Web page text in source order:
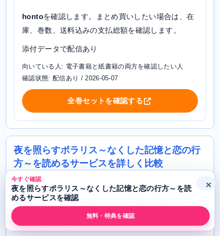
hontoを確認します。まとめ買いしたい場合は、在
庫、巻数、送料込みの支払総額を確認します。
添付データで配信あり
向いている人: 電子書籍と紙書籍の両方を確認したい人
確認状態: 配信あり / 2026-05-07
全巻セットを確認する
夜を照らすポラリス～なくした記憶と恋の行
方～を読めるサービスを詳しく比較
ここからは、各サービスで確認すべきポイントを詳しく
整理します。本文は漫画サービスDB側に登録した詳細テ
ンプレートを使い、作品名と確認メモだけを作品ごとに
差し替えています。
今すぐ確認
夜を照らすポラリス～なくした記憶と恋の行方～を読
めるサービスを確認
無料・特典を確認
×